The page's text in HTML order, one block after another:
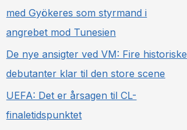
med Gyökeres som styrmand i
angrebet mod Tunesien
De nye ansigter ved VM: Fire historiske
debutanter klar til den store scene
UEFA: Det er årsagen til CL-
finaletidspunktet